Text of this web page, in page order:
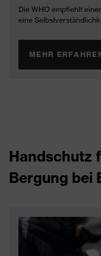
Die WHO empfiehlt
eine
MEHR
Handschutz
Bergung bei